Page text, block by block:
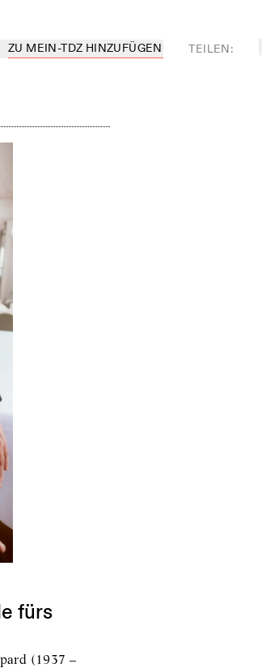
TdZ hinzufügen
ZU MEIN-TDZ HINZUFÜGEN TEILEN:
fürs
(1937 –